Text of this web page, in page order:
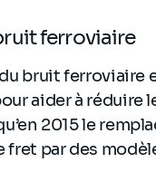
ferroviaire
bruit ferroviaire
aider à réduire
2015 le
fret par des